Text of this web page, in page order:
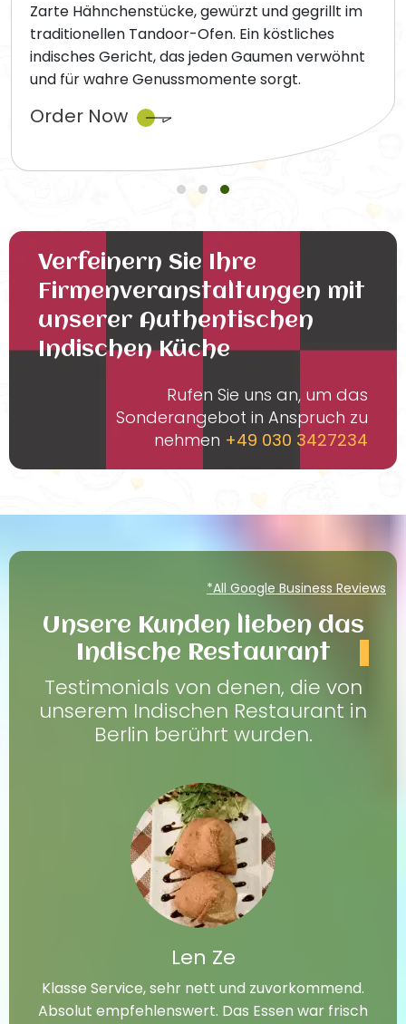
Zarte Hähnchenstücke, gewürzt und gegrillt im
traditionellen Tandoor-Ofen. Ein köstliches
indisches Gericht, das jeden Gaumen verwöhnt
und für wahre Genussmomente sorgt.
Order Now
Verfeinern Sie Ihre
Firmenveranstaltungen mit
unserer Authentischen
Indischen Küche
Rufen Sie uns an, um das
Sonderangebot in Anspruch zu
nehmen +49 030 3427234
*All Google Business Reviews
Unsere Kunden lieben das
Indische Restaurant
Testimonials von denen, die von
unserem Indischen Restaurant in
Berlin berührt wurden.
Len Ze
Klasse Service, sehr nett und zuvorkommend.
Absolut empfehlenswert. Das Essen war frisch